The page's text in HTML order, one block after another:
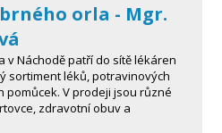
orla - Mgr.
v Náchodě patří do sítě lékáren
sortiment léků, potravinových
pomůcek. V prodeji jsou různé
zdravotní obuv a